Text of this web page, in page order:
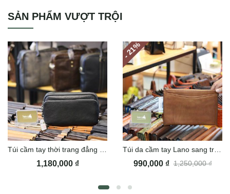
SẢN PHẨM VƯỢT TRỘI
1,180,000 ₫
- 21
%
1,250,000₫
990,000 ₫